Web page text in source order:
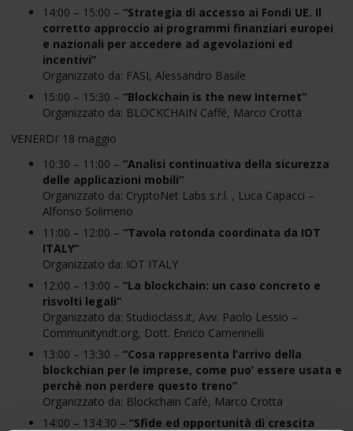
14:00 – 15:00 – “Strategia di accesso ai Fondi UE. Il
corretto approccio ai programmi finanziari europei
e nazionali per accedere ad agevolazioni ed
incentivi”
Organizzato da: FASI, Alessandro Basile
15:00 – 15:30 – “Blockchain is the new Internet”
Organizzato da: BLOCKCHAIN Caffé, Marco Crotta
VENERDI’ 18 maggio
10:30 – 11:00 – “Analisi continuativa della sicurezza
delle applicazioni mobili“
Organizzato da: CryptoNet Labs s.r.l. , Luca Capacci –
Alfonso Solimeno
11:00 – 12:00 – “Tavola rotonda coordinata da IOT
ITALY“
Organizzato da: IOT ITALY
12:00 – 13:00 – “La blockchain: un caso concreto e
risvolti legali”
Organizzato da: Studioclass.it, Avv. Paolo Lessio –
Communityndt.org, Dott. Enrico Camerinelli
13:00 – 13:30 – “Cosa rappresenta l’arrivo della
blockchian per le imprese, come puo’ essere usata e
perchè non perdere questo treno”
Organizzato da: Blockchain Cafè, Marco Crotta
14:00 – 134:30 – “Sfide ed opportunità di crescita